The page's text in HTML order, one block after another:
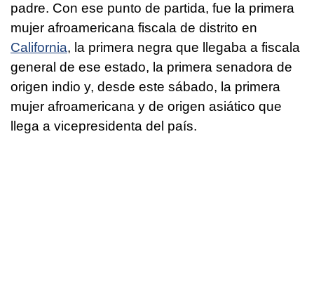
padre. Con ese punto de partida, fue la primera
mujer afroamericana fiscala de distrito en
California, la primera negra que llegaba a fiscala
general de ese estado, la primera senadora de
origen indio y, desde este sábado, la primera
mujer afroamericana y de origen asiático que
llega a vicepresidenta del país.